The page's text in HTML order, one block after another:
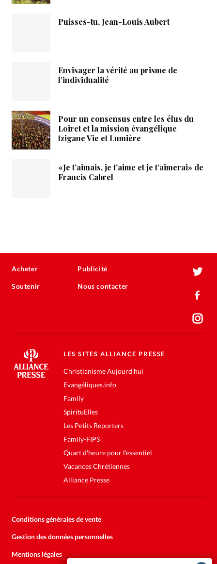
Puisses-tu, Jean-Louis Aubert
Envisager la vérité au prisme de
l’individualité
Pour un consensus entre les élus du
Loiret et la mission évangélique
tzigane Vie et Lumière
«Je t’aimais, je t’aime et je t’aimerai» de
Francis Cabrel
Acheter
Soutenir
Publicité
Nous contacter
LES SITES ALLIANCE PRESSE
Christianisme Aujourd'hui
Evangéliques.info
Family
SpirituElles
Les Petits Reporters
Family-FIPS
Quart d'heure pour l'essentiel
Vacances Chrétiennes
Alliance Presse
Conditions générales de vente
Gestion des données personnelles
Mentions légales